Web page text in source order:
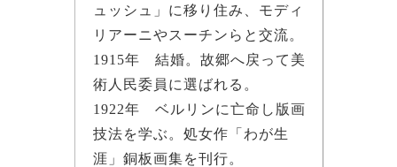
ュッシュ」に移り住み、モディ
リアーニやスーチンらと交流。
1915年 結婚。故郷へ戻って美
術人民委員に選ばれる。
1922年 ベルリンに亡命し版画
技法を学ぶ。処女作「わが生
涯」銅板画集を刊行。